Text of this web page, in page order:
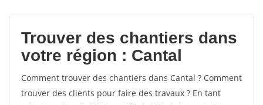
votes
Trouver des chantiers dans
votre région : Cantal
Comment trouver des chantiers dans Cantal ? Comment
trouver des clients pour faire des travaux ? En tant